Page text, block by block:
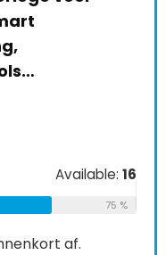
Available: 16
75 %
af.